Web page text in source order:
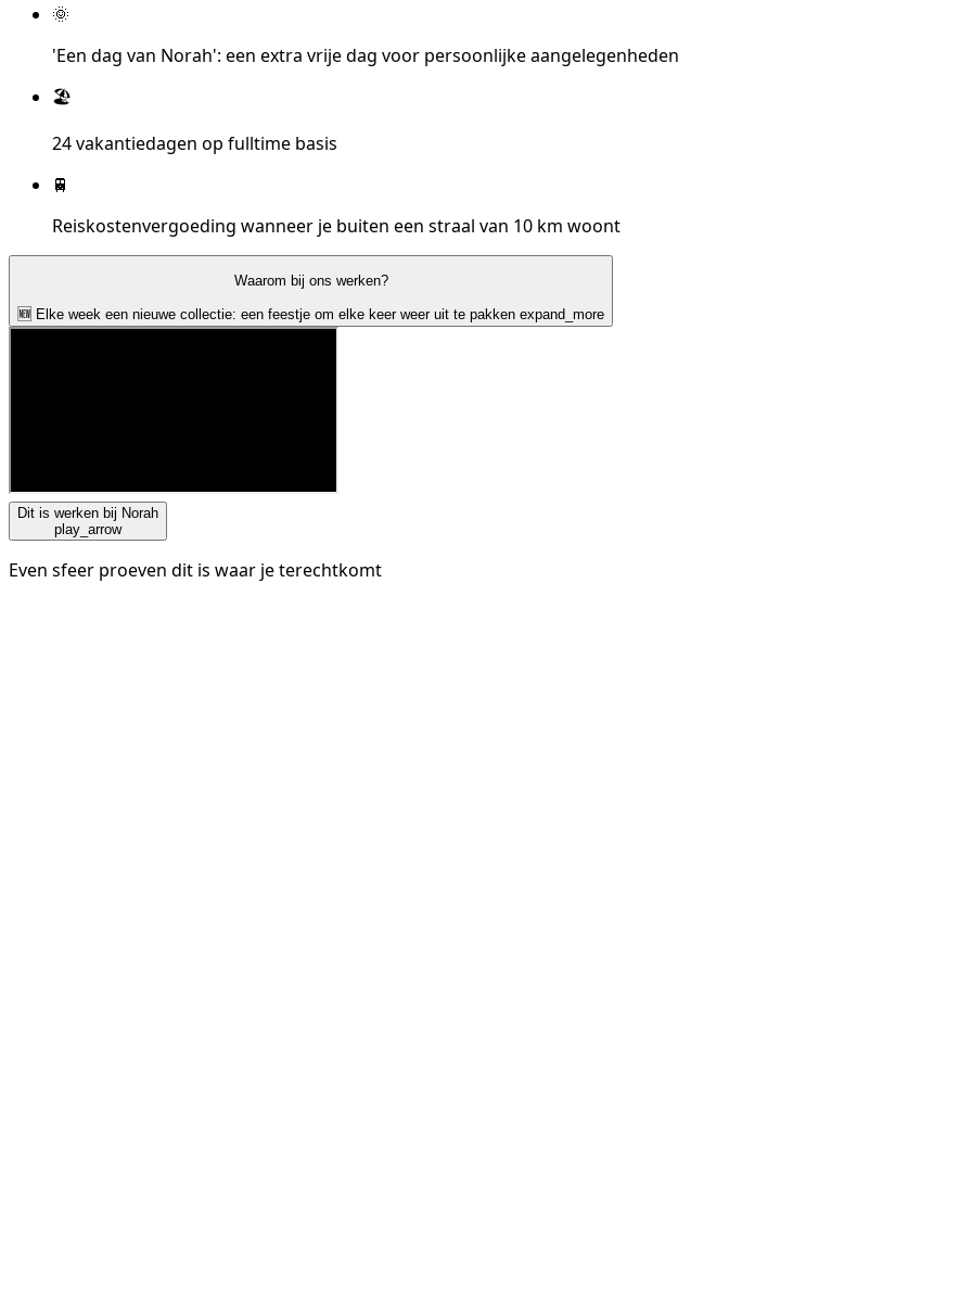
🌞
'Een dag van Norah': een extra vrije dag voor persoonlijke aangelegenheden
🏖️
24 vakantiedagen op fulltime basis
🚆
Reiskostenvergoeding wanneer je buiten een straal van 10 km woont
Waarom bij ons werken?
🆕 Elke week een nieuwe collectie: een feestje om elke keer weer uit te pakken expand_more
Dit is werken bij Norah
play_arrow
Even sfeer proeven dit is waar je terechtkomt